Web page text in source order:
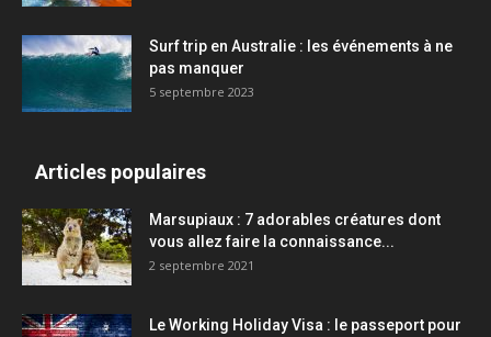
Surf trip en Australie : les événements à ne
pas manquer
5 septembre 2023
Articles populaires
Marsupiaux : 7 adorables créatures dont
vous allez faire la connaissance...
2 septembre 2021
Le Working Holiday Visa : le passeport pour